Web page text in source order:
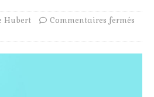
Hubert Commentaires fermés